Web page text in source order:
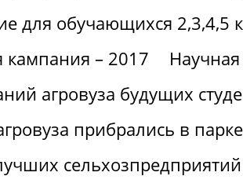
для обучающихся 2,3,4,5
кампания – 2017
агровуза будущих
прибрались в